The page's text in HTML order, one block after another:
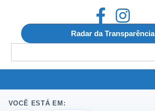
Radar da Transparência
for:
VOCÊ ESTÁ EM: